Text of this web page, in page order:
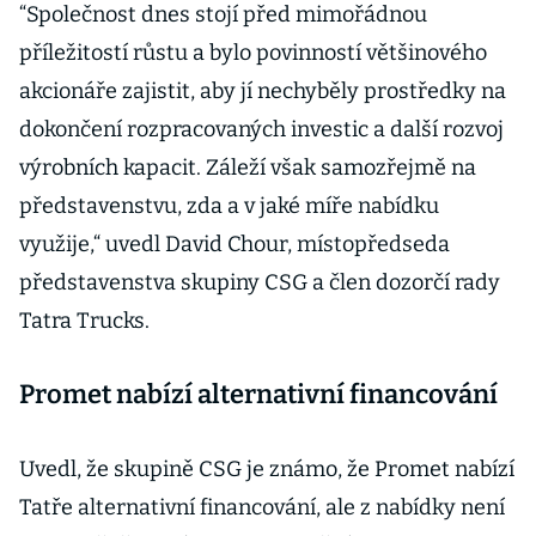
“Společnost dnes stojí před mimořádnou
příležitostí růstu a bylo povinností většinového
akcionáře zajistit, aby jí nechyběly prostředky na
dokončení rozpracovaných investic a další rozvoj
výrobních kapacit. Záleží však samozřejmě na
představenstvu, zda a v jaké míře nabídku
využije,“ uvedl David Chour, místopředseda
představenstva skupiny CSG a člen dozorčí rady
Tatra Trucks.
Promet nabízí alternativní financování
Uvedl, že skupině CSG je známo, že Promet nabízí
Tatře alternativní financování, ale z nabídky není